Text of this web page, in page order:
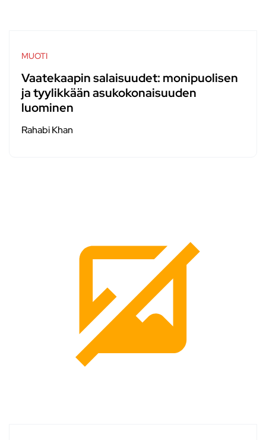
MUOTI
Vaatekaapin salaisuudet: monipuolisen
ja tyylikkään asukokonaisuuden
luominen
Rahabi Khan